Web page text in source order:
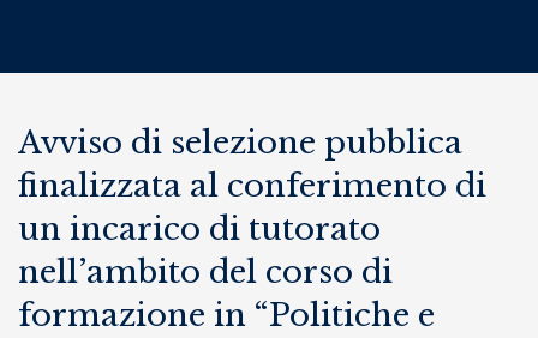
Avviso di selezione pubblica
finalizzata al conferimento di
un incarico di tutorato
nell’ambito del corso di
formazione in “Politiche e